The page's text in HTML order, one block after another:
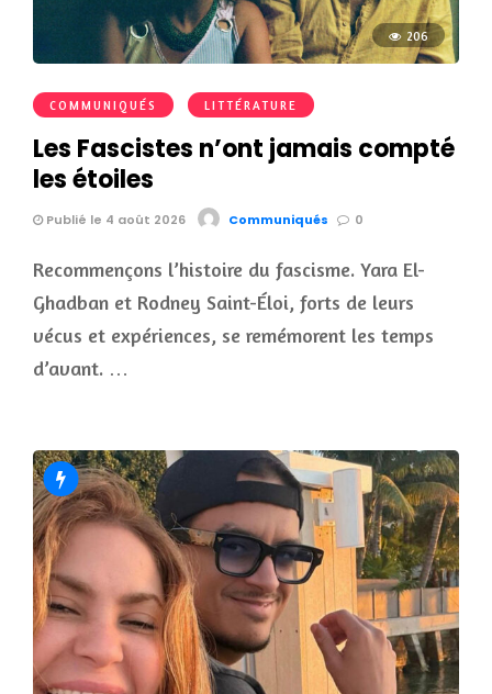
206
COMMUNIQUÉS LITTÉRATURE
Les Fascistes n’ont jamais compté
les étoiles
Publié le 4 août 2026 Communiqués 0
Recommençons l’histoire du fascisme. Yara El-
Ghadban et Rodney Saint-Éloi, forts de leurs
vécus et expériences, se remémorent les temps
d’avant. …